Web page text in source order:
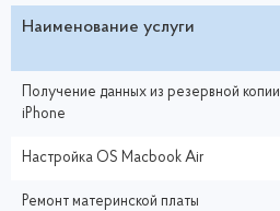
Наименование услуги
Получение данных из резервной копии
iPhone
Настройка ОS Macbook Air
Ремонт материнской платы